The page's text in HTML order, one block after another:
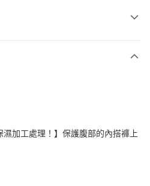
濕加工處理！】保護腹部的內搭褲上